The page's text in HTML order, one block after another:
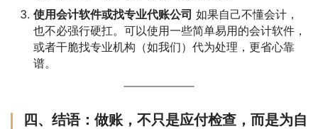
使用会计软件或找专业代账公司 如果自己不懂会计，
也不必强行硬扛。可以使用一些简单易用的会计软件，
或者干脆找专业机构（如我们）代为处理，更省心靠
谱。
四、结语：做账，不只是应付检查，而是为自